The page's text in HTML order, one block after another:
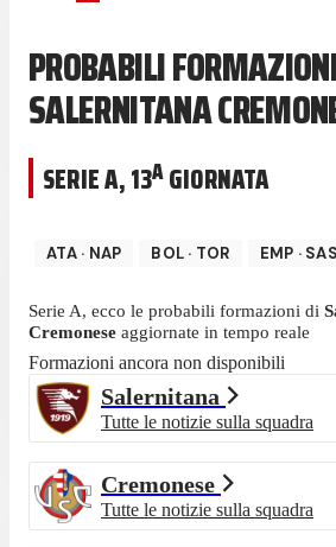
PROBABILI
SALERNITANA
SERIE A,13AGIORNATA
ATA· NAP BOL · TOR EMP · SAS
Serie A, ecco le probabili formazioni di
Cremonese aggiornate in tempo reale
Formazioni ancora non disponibili
Salernitana
Tutte le notizie sulla squadra
Cremonese
Tutte le notizie sulla squadra